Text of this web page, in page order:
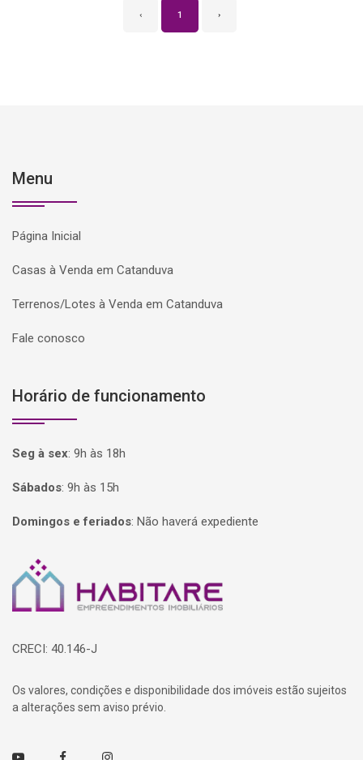
‹ 1 ›
Menu
Página Inicial
Casas à Venda em Catanduva
Terrenos/Lotes à Venda em Catanduva
Fale conosco
Horário de funcionamento
Seg à sex: 9h às 18h
Sábados: 9h às 15h
Domingos e feriados: Não haverá expediente
Página inicial
CRECI: 40.146-J
Os valores, condições e disponibilidade dos imóveis estão sujeitos
a alterações sem aviso prévio.